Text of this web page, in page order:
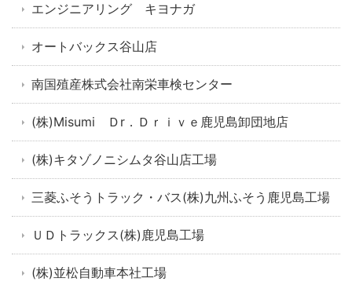
エンジニアリング キヨナガ
オートバックス谷山店
南国殖産株式会社南栄車検センター
(株)Misumi Ｄr．Ｄｒｉｖｅ鹿児島卸団地店
(株)キタゾノニシムタ谷山店工場
三菱ふそうトラック・バス(株)九州ふそう鹿児島工場
ＵＤトラックス(株)鹿児島工場
(株)並松自動車本社工場